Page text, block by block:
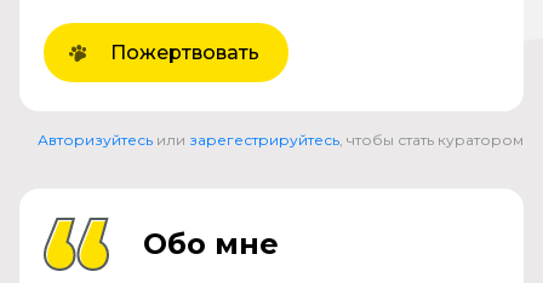
Пожертвовать
Авторизуйтесь или зарегестрируйтесь , чтобы стать куратором
Обо мне